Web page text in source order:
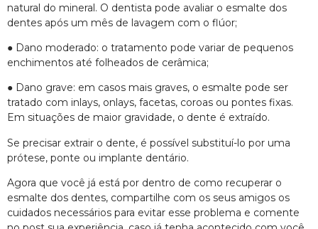
natural do mineral. O dentista pode avaliar o esmalte dos
dentes após um mês de lavagem com o flúor;
● Dano moderado: o tratamento pode variar de pequenos
enchimentos até folheados de cerâmica;
● Dano grave: em casos mais graves, o esmalte pode ser
tratado com inlays, onlays, facetas, coroas ou pontes fixas.
Em situações de maior gravidade, o dente é extraído.
Se precisar extrair o dente, é possível substituí-lo por uma
prótese, ponte ou implante dentário.
Agora que você já está por dentro de como recuperar o
esmalte dos dentes, compartilhe com os seus amigos os
cuidados necessários para evitar esse problema e comente